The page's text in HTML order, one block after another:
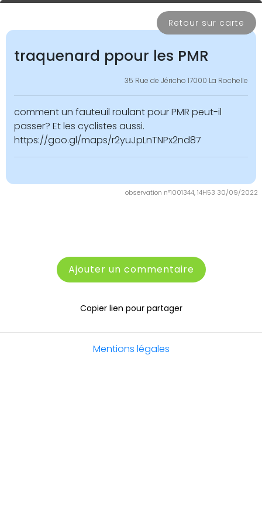
Retour sur carte
observation n°1001344, 14H53 30/09/2022
traquenard ppour les PMR
35 Rue de Jéricho 17000 La Rochelle
comment un fauteuil roulant pour PMR peut-il
passer? Et les cyclistes aussi.
https://goo.gl/maps/r2yuJpLnTNPx2nd87
Ajouter un commentaire
Copier lien pour partager
Mentions légales